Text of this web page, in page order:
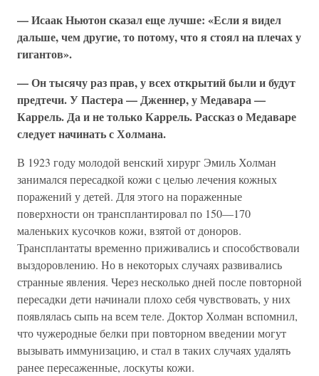
— Исаак Ньютон сказал еще лучше: «Если я видел
дальше, чем другие, то потому, что я стоял на плечах у
гигантов».
— Он тысячу раз прав, у всех открытий были и будут
предтечи. У Пастера — Дженнер, у Медавара —
Каррель. Да и не только Каррель. Рассказ о Медаваре
следует начинать с Холмана.
В 1923 году молодой венский хирург Эмиль Холман
занимался пересадкой кожи с целью лечения кожных
поражений у детей. Для этого на пораженные
поверхности он трансплантировал по 150—170
маленьких кусочков кожи, взятой от доноров.
Трансплантаты временно приживались и способствовали
выздоровлению. Но в некоторых случаях развивались
странные явления. Через несколько дней после повторной
пересадки дети начинали плохо себя чувствовать, у них
появлялась сыпь на всем теле. Доктор Холман вспомнил,
что чужеродные белки при повторном введении могут
вызывать иммунизацию, и стал в таких случаях удалять
ранее пересаженные, лоскуты кожи.